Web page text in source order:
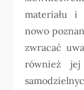
materiału i
nowo
zwracać
również